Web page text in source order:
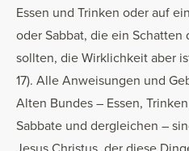
Essen und Trinken oder auf
oder Sabbat, die ein
sollten, die Wirklichkeit aber
17). Alle Anweisungen und
Alten Bundes – Essen,
Sabbate und dergleichen –